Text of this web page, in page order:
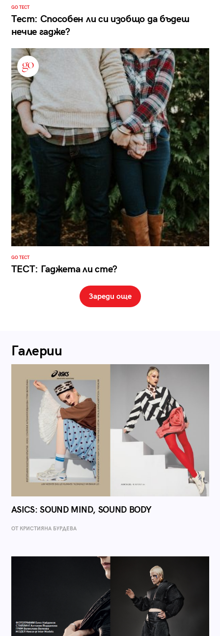
GO ТЕСТ
Тест: Способен ли си изобщо да бъдеш
нечие гадже?
GO ТЕСТ
ТЕСТ: Гаджета ли сте?
Зареди още
Галерии
ASICS: SOUND MIND, SOUND BODY
ОТ КРИСТИЯНА БУРДЕВА